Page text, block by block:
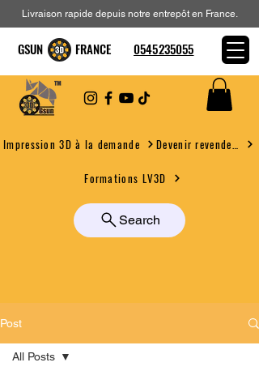
Impression 3D à la demande
Formations LV3D
Search
Livraison rapide depuis notre entrepôt en France.
GSUN FRANCE 0545235055
Post
All Posts